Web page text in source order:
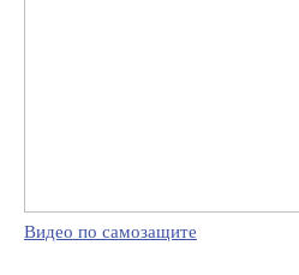
Видео по самозащите